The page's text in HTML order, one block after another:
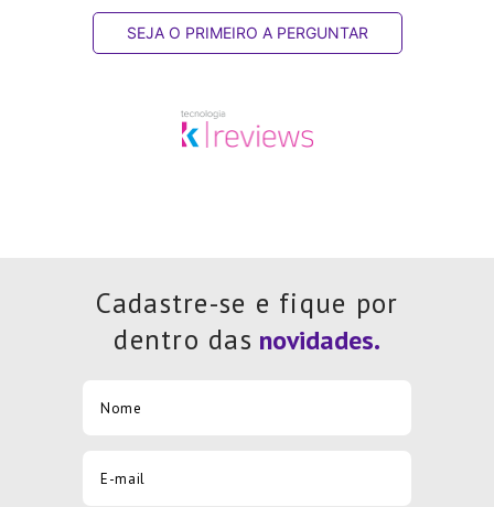
SEJA O PRIMEIRO A PERGUNTAR
Cadastre-se e fique por
dentro das